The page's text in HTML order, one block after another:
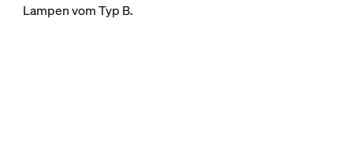
Lampen vom Typ B.